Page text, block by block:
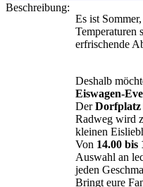
Beschreibung:
Es ist
Temperaturen
erfrischende
Deshalb
Eiswagen-
DerDorfplatz
Radweg wird
kleinen
Von 14.00 bis
Auswahl an
jeden
Bringt eure